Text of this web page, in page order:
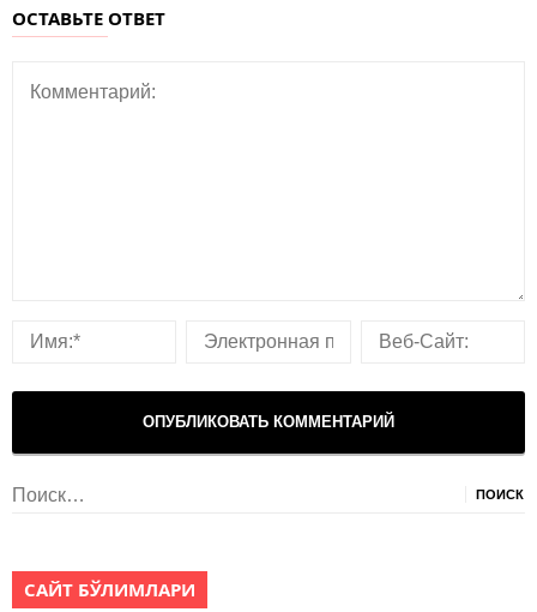
ОСТАВЬТЕ ОТВЕТ
Найти:
САЙТ БЎЛИМЛАРИ